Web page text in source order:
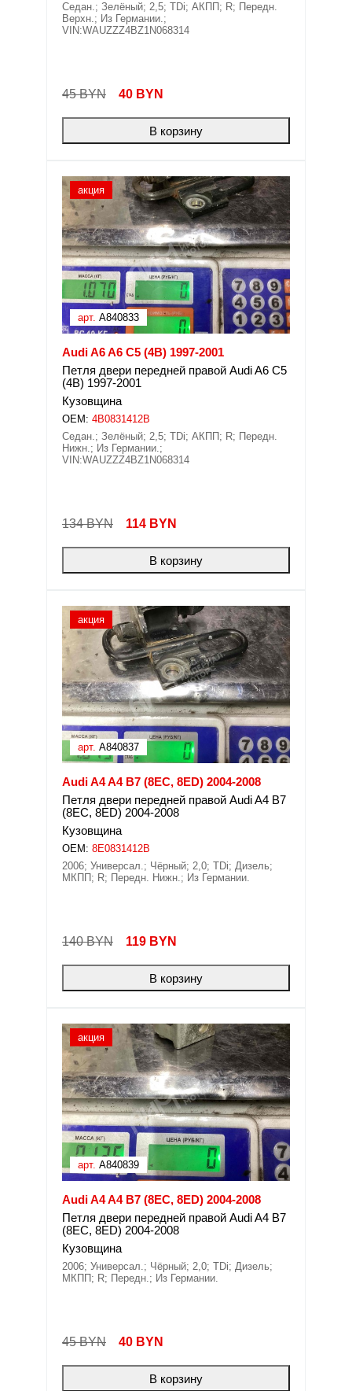
Седан.; Зелёный; 2,5; TDi; АКПП; R; Передн.
Верхн.; Из Германии.;
VIN:WAUZZZ4BZ1N068314
45 BYN 40 BYN
В корзину
акция
арт. A840833
Audi A6 A6 C5 (4B) 1997-2001
Петля двери передней правой Audi A6 C5
(4B) 1997-2001
Кузовщина
OEM: 4B0831412B
Седан.; Зелёный; 2,5; TDi; АКПП; R; Передн.
Нижн.; Из Германии.;
VIN:WAUZZZ4BZ1N068314
134 BYN 114 BYN
В корзину
акция
арт. A840837
Audi A4 A4 B7 (8EC, 8ED) 2004-2008
Петля двери передней правой Audi A4 B7
(8EC, 8ED) 2004-2008
Кузовщина
OEM: 8E0831412B
2006; Универсал.; Чёрный; 2,0; TDi; Дизель;
МКПП; R; Передн. Нижн.; Из Германии.
140 BYN 119 BYN
В корзину
акция
арт. A840839
Audi A4 A4 B7 (8EC, 8ED) 2004-2008
Петля двери передней правой Audi A4 B7
(8EC, 8ED) 2004-2008
Кузовщина
2006; Универсал.; Чёрный; 2,0; TDi; Дизель;
МКПП; R; Передн.; Из Германии.
45 BYN 40 BYN
В корзину